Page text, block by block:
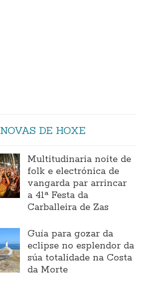
NOVAS DE HOXE
Multitudinaria noite de
folk e electrónica de
vangarda par arrincar
a 41ª Festa da
Carballeira de Zas
Guía para gozar da
eclipse no esplendor da
súa totalidade na Costa
da Morte